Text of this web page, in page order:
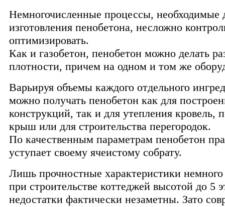
Немногочисленные процессы, необходимые
изготовления пенобетона, несложно
оптимизировать.
Как и газобетон, пенобетон можно делать
плотности, причем на одном и том же
Варьируя объемы каждого отдельного
можно получать пенобетон как для
конструкций, так и для утепления кровель,
крыш или для строительства перегородок.
По качественным параметрам пенобетон
уступает своему ячеистому собрату.
Лишь прочностные характеристики
при строительстве коттеджей высотой до 5
недостатки фактически незаметны. Зато